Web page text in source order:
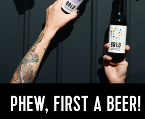
PHEW, FIRST A BEER!